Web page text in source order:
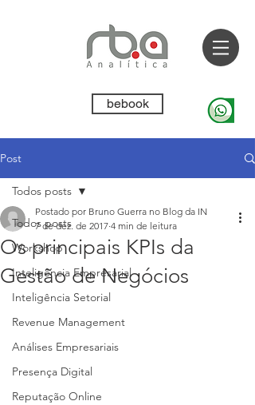
bebook
Post
Todos posts
Workshop
Inteligência Empresarial
Inteligência Setorial
Revenue Management
Análises Empresariais
Presença Digital
Reputação Online
Todos posts
Os principais KPIs da
Gestão de Negócios
Postado por Bruno Guerra no Blog da IN
7 de dez. de 2017 4 min de leitura